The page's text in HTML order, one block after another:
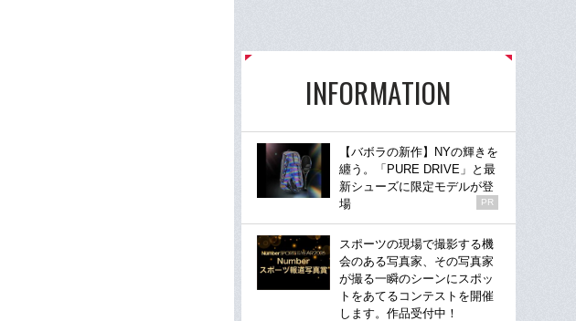
INFORMATION
【バボラの新作】NYの輝きを
纏う。「PURE DRIVE」と最
新シューズに限定モデルが登
場
PR
スポーツの現場で撮影する機
会のある写真家、その写真家
が撮る一瞬のシーンにスポッ
トをあてるコンテストを開催
します。作品受付中！